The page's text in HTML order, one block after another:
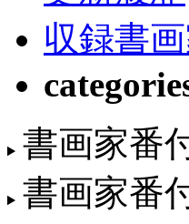
収録書
書画家番
書画家番